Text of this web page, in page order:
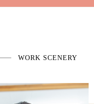
WORK SCENERY